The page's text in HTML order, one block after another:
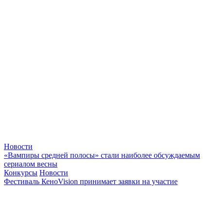
Новости
«Вампиры средней полосы» стали наиболее обсуждаемым
сериалом весны
Конкурсы Новости
Фестиваль КеноVision принимает заявки на участие